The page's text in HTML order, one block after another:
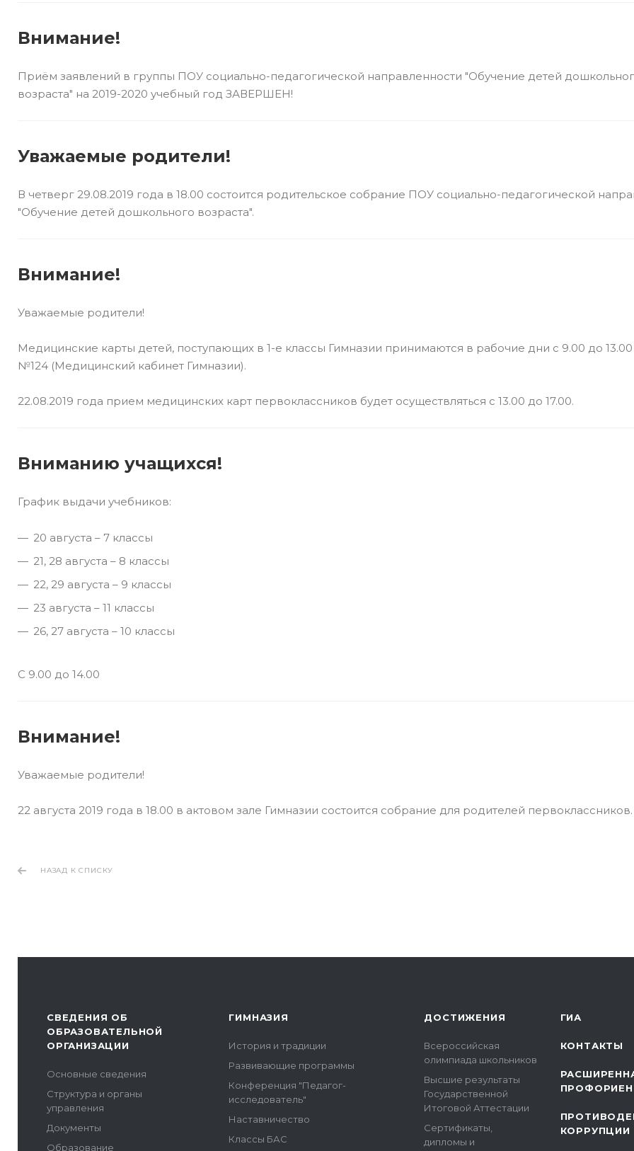
Внимание!
Приём заявлений в группы ПОУ социально-педагогической направленности "Обучение детей
возраста" на 2019-2020 учебный год ЗАВЕРШЕН!
Уважаемые родители!
В четверг 29.08.2019 года в 18.00 состоится родительское собрание ПОУ социально-педагогической
"Обучение детей дошкольного возраста".
Внимание!
Уважаемые родители!
Медицинские карты детей, поступающих в 1-е классы Гимназии принимаются в рабочие дни с 9.00 до 13.00
№124 (Медицинский кабинет Гимназии).
22.08.2019 года прием медицинских карт первоклассников будет осуществляться с 13.00 до 17.00.
Вниманию учащихся!
График выдачи учебников:
20 августа – 7 классы
21, 28 августа – 8 классы
22, 29 августа – 9 классы
23 августа – 11 классы
26, 27 августа – 10 классы
С 9.00 до 14.00
Внимание!
Уважаемые родители!
22 августа 2019 года в 18.00 в актовом зале Гимназии состоится собрание для родителей первоклассников.
НАЗАД К СПИСКУ
СВЕДЕНИЯ ОБ
ОБРАЗОВАТЕЛЬНОЙ
ОРГАНИЗАЦИИ
Основные сведения
Структура и органы
управления
Документы
Образование
ГИМНАЗИЯ
История и традиции
Развивающие программы
Конференция "Педагог-
исследователь"
Наставничество
Классы БАС
ДОСТИЖЕНИЯ
Всероссийская
олимпиада школьников
Высшие результаты
Государственной
Итоговой Аттестации
Сертификаты,
дипломы и
ГИА
КОНТАКТЫ
КОРРУПЦИИ